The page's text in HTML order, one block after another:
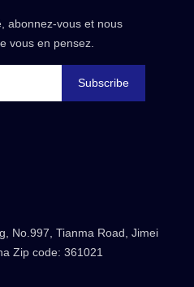
abonnez-vous et nous
vous en pensez.
Subscribe
No.997, Tianma Road, Jimei
Zip code: 361021